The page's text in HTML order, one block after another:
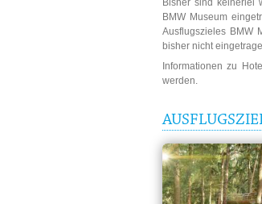
Bisher sind keinerlei
BMW Museum
Ausflugszieles BMW
bisher nicht
Informationen zu
werden.